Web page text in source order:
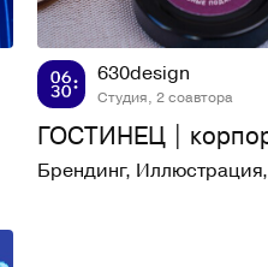
630design
Студия, 2 соавтора
Брендинг, Иллюстрация,